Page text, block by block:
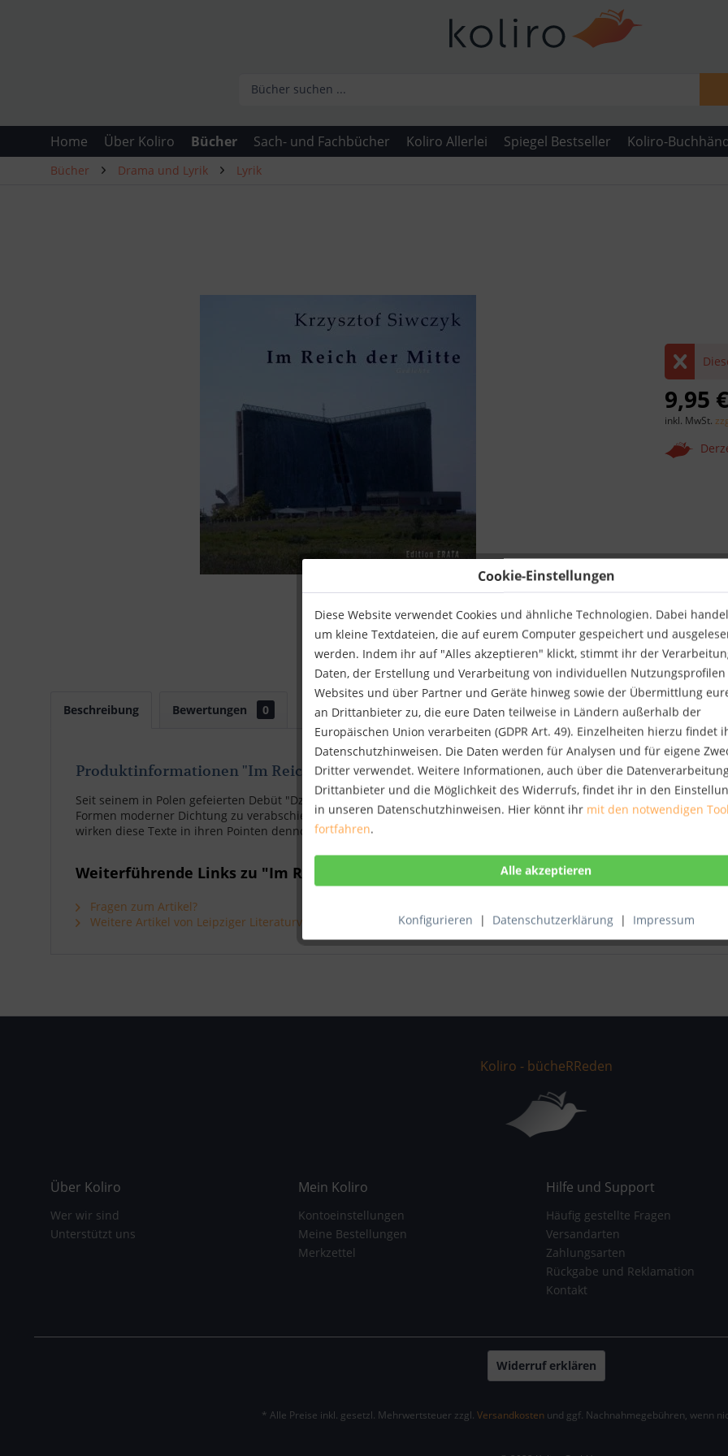
Home Über Koliro Bücher Sach- und Fachbücher Koliro Allerlei Spiegel Bestseller Koliro-
Bücher Drama und Lyrik Lyrik
Cookie-Einstellungen
Diese Website verwendet Cookies und ähnliche Technologien. Dabei
um kleine Textdateien, die auf eurem Computer gespeichert und
werden. Indem ihr auf "Alles akzeptieren" klickt, stimmt ihr der
Daten, der Erstellung und Verarbeitung von individuellen
Websites und über Partner und Geräte hinweg sowie der Übermittlung
an Drittanbieter zu, die eure Daten teilweise in Ländern außerhalb der
Europäischen Union verarbeiten (GDPR Art. 49). Einzelheiten hierzu findet
Datenschutzhinweisen. Die Daten werden für Analysen und für eigene
Dritter verwendet. Weitere Informationen, auch über die
Drittanbieter und die Möglichkeit des Widerrufs, findet ihr in den
in unseren Datenschutzhinweisen. Hier könnt ihr mit den notwendigen
fortfahren.
Konfigurieren | Datenschutzerklärung | Impressum
9,95
inkl. MwSt.
Autor:
Artikel-Nr.:
ISBN:
Beschreibung Bewertungen 0
Produktinformationen "Im Reich der Mitte"
Seit seinem in Polen gefeierten Debüt "Dzikie dzieci" hat sich Siwczyk mit zunehmender Radikalität eine poetische
Formen moderner Dichtung zu verabschieden sucht, ohne dabei das Gedicht selbst aufzugeben. Vom Ansatz her
wirken diese Texte in ihren Pointen dennoch erzählerisch und existenziell. Den Leser erwarten Lakonie und
Weiterführende Links zu "Im Reich der Mitte"
Fragen zum Artikel?
Weitere Artikel von Leipziger Literaturverlag
Koliro - bücheRReden
Über Koliro
Wer wir sind
Unterstützt uns
Mein Koliro
Kontoeinstellungen
Meine Bestellungen
Merkzettel
Hilfe und Support
Häufig gestellte Fragen
Versandarten
Zahlungsarten
Rückgabe und Reklamation
Kontakt
Widerruf erklären
* Alle Preise inkl. gesetzl. Mehrwertsteuer zzgl. Versandkostenund ggf. Nachnahmegebühren, wenn